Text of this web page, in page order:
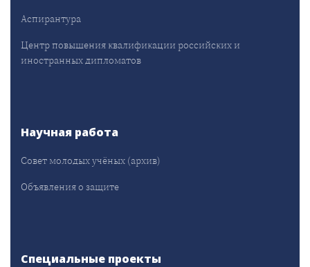
Аспирантура
Центр повышения квалификации российских и
иностранных дипломатов
Научная работа
Совет молодых учёных (архив)
Объявления о защите
Специальные проекты